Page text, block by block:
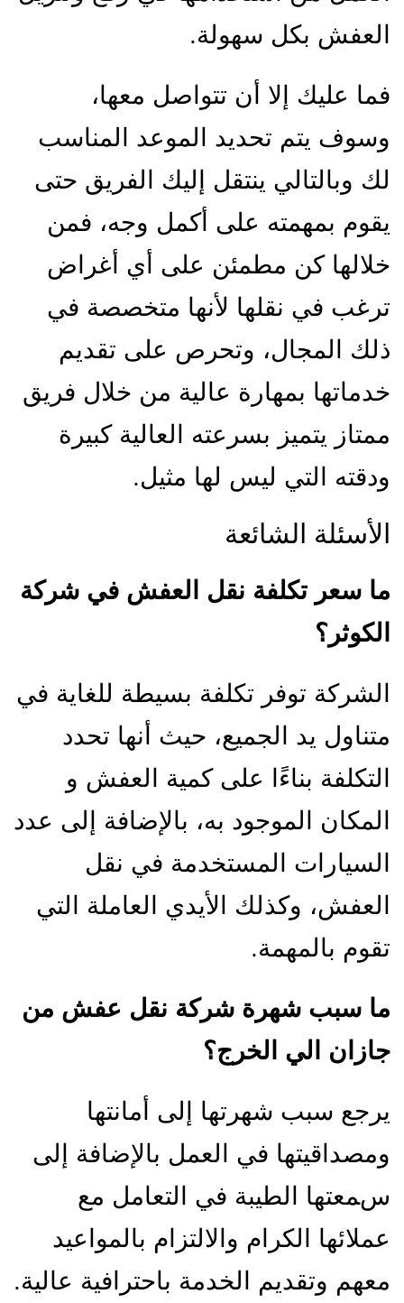
العفش بكل سهولة.
فما عليك إلا أن تتواصل معها،
وسوف يتم تحديد الموعد المناسب
لك وبالتالي ينتقل إليك الفريق حتى
يقوم بمهمته على أكمل وجه، فمن
خلالها كن مطمئن على أي أغراض
ترغب في نقلها لأنها متخصصة في
ذلك المجال، وتحرص على تقديم
خدماتها بمهارة عالية من خلال فريق
ممتاز يتميز بسرعته العالية كبيرة
ودقته التي ليس لها مثيل.
الأسئلة الشائعة
ما سعر تكلفة نقل العفش في شركة
الكوثر؟
الشركة توفر تكلفة بسيطة للغاية في
متناول يد الجميع، حيث أنها تحدد
التكلفة بناءًا على كمية العفش و
المكان الموجود به، بالإضافة إلى عدد
السيارات المستخدمة في نقل
العفش، وكذلك الأيدي العاملة التي
تقوم بالمهمة.
ما سبب شهرة شركة نقل عفش من
جازان الي الخرج؟
يرجع سبب شهرتها إلى أمانتها
ومصداقيتها في العمل بالإضافة إلى
سمعتها الطيبة في التعامل مع
عملائها الكرام والالتزام بالمواعيد
معهم وتقديم الخدمة باحترافية عالية.